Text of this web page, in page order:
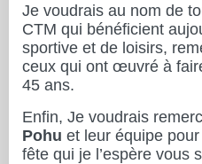
Je voudrais au nom de
CTM qui bénéficient
sportive et de loisirs,
ceux qui ont œuvré à
45 ans.
Enfin, Je voudrais
Pohu et leur équipe
fête qui je l’espère vous